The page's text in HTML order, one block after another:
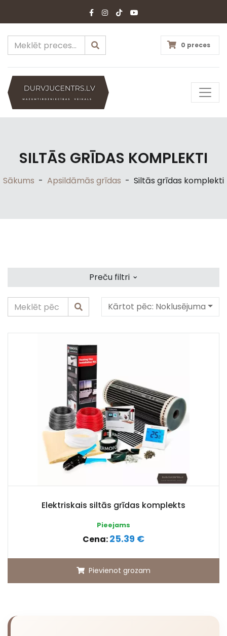
0 preces
SILTĀS GRĪDAS KOMPLEKTI
Sākums - Apsildāmās grīdas - Siltās grīdas komplekti
Preču filtri ⌄
Kārtot pēc: Noklusējuma
Elektriskais siltās grīdas komplekts
Pieejams
Cena:25.39 €
Pievienot grozam